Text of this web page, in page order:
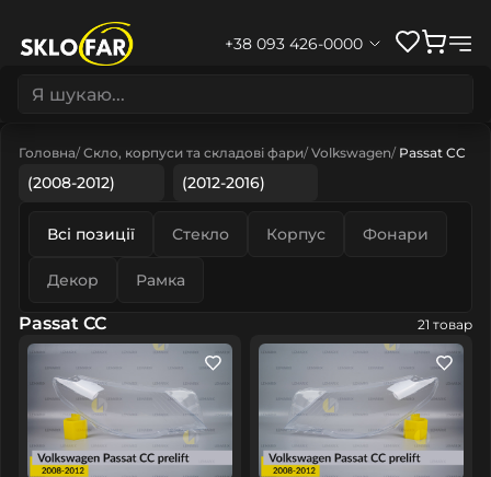
+38 093 426-0000
Головна Скло, корпуси та складові фари Volkswagen Passat CC
(2008-2012) (2012-2016)
Всі позиції Стекло Корпус Фонари
Декор Рамка
Passat CC 21 товар